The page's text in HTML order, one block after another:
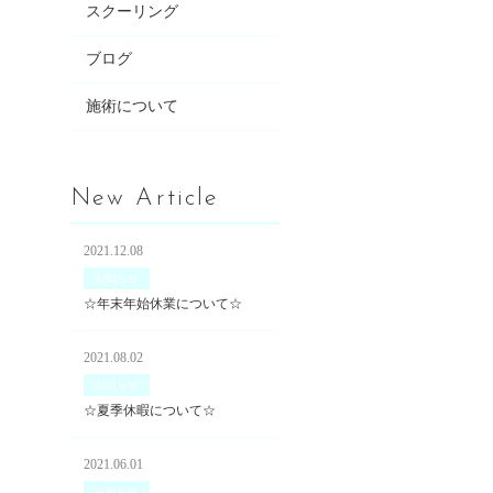
スクーリング
ブログ
施術について
New Article
2021.12.08
お知らせ
☆年末年始休業について☆
2021.08.02
お知らせ
☆夏季休暇について☆
2021.06.01